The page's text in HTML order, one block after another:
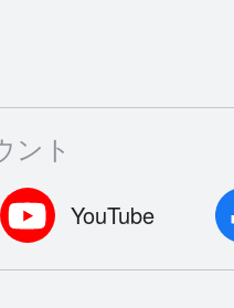
ント
YouTube